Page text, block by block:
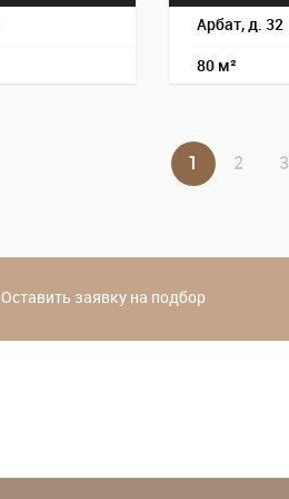
Арбат, д. 32
80 м²
1 2 3
Оставить заявку на подбор